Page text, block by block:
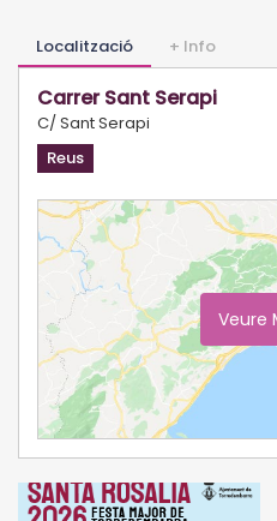
Localització + Info
Carrer Sant Serapi
C/ Sant Serapi
Reus
Veure